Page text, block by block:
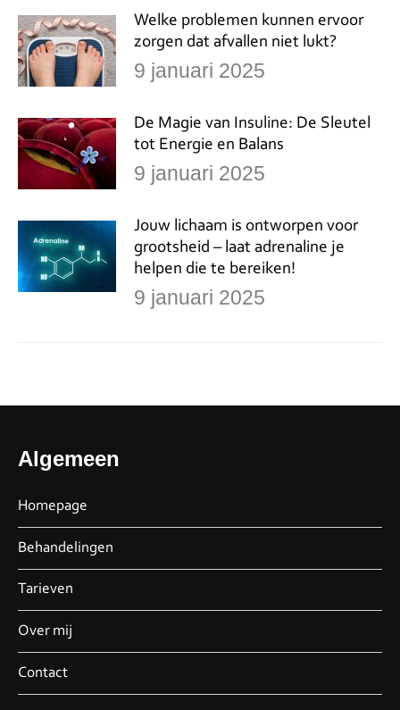
Welke problemen kunnen ervoor
zorgen dat afvallen niet lukt?
9 januari 2025
De Magie van Insuline: De Sleutel
tot Energie en Balans
9 januari 2025
Jouw lichaam is ontworpen voor
grootsheid – laat adrenaline je
helpen die te bereiken!
9 januari 2025
Algemeen
Homepage
Behandelingen
Tarieven
Over mij
Contact